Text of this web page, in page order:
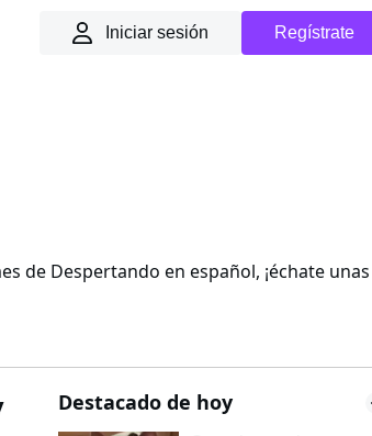
Iniciar sesión Regístrate
de Despertando en español, ¡échate unas
Destacado de hoy